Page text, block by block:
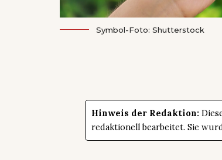
Symbol-Foto: Shutterstock
Hinweis der Redaktion:
redaktionell bearbeitet. Sie